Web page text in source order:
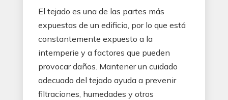
El tejado es una de las partes más
expuestas de un edificio, por lo que está
constantemente expuesto a la
intemperie y a factores que pueden
provocar daños. Mantener un cuidado
adecuado del tejado ayuda a prevenir
filtraciones, humedades y otros